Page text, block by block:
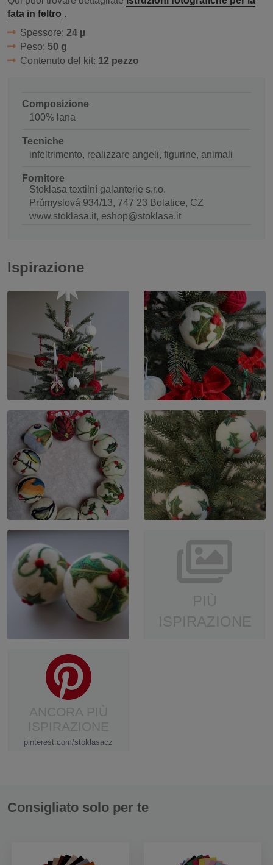
fata in feltro .
Spessore: 24 µ
Peso: 50 g
Contenuto del kit: 12 pezzo
Composizione
100% lana
Tecniche
infeltrimento, realizzare angeli, figurine, animali
Fornitore
Stoklasa textilní galanterie s.r.o.
Průmyslová 934/13, 747 23 Bolatice, CZ
www.stoklasa.it, eshop@stoklasa.it
Ispirazione
pinterest.com/stoklasacz
Consigliato solo per te